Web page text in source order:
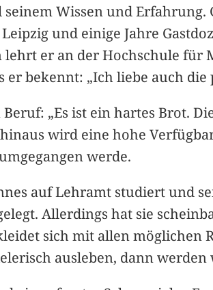
Wissen und
und einige Jahre
er an der Hochschule
er bekennt: „Ich liebe auch die
„Es ist ein hartes Brot.
wird eine hohe
werde.
auf Lehramt studiert und
Allerdings hat sie
sich mit allen
ausleben, dann